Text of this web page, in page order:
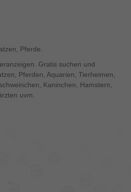
Pferde.
Gratis suchen und
Pferden, Aquarien, Tierheimen,
Kaninchen, Hamstern,
uvm.